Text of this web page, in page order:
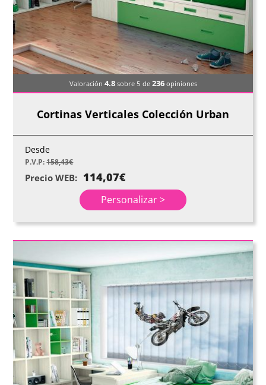
Valoración 4.8sobre 5 de 236opiniones
Cortinas Verticales Colección Urban
Desde
P.V.P:158,43€
Precio WEB: 114,07€
Personalizar >